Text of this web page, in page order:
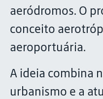
aeródromos. O
conceito
aeroportuária.
A ideia combina
urbanismo e a